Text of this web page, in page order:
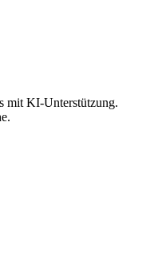
mit KI-Unterstützung.